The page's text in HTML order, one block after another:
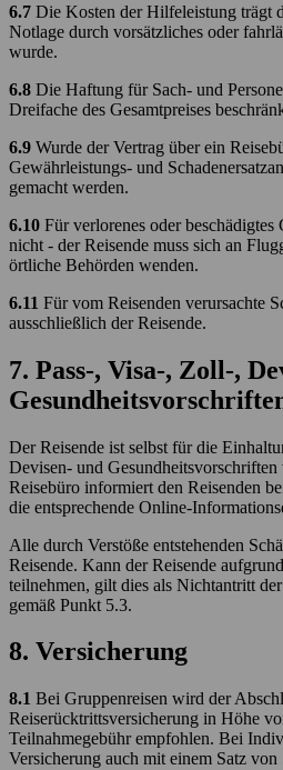
6.7 Die Kosten der Hilfeleistung trägt
Notlage durch vorsätzliches oder
wurde.
6.8 Die Haftung für Sach- und
Dreifache des Gesamtpreises
6.9 Wurde der Vertrag über ein
Gewährleistungs- und
gemacht werden.
6.10 Für verlorenes oder beschädigtes
nicht - der Reisende muss sich an
örtliche Behörden wenden.
6.11 Für vom Reisenden verursachte
ausschließlich der Reisende.
7. Pass-, Visa-, Zoll-,
Der Reisende ist selbst für die
Devisen- und
Reisebüro informiert den Reisenden
die entsprechende Online-
Alle durch Verstöße entstehenden
Reisende. Kann der Reisende
teilnehmen, gilt dies als Nichtantritt
gemäß Punkt 5.3.
8. Versicherung
8.1 Bei Gruppenreisen wird der
Reiserücktrittsversicherung in Höhe
Teilnahmegebühr empfohlen. Bei
Versicherung auch mit einem Satz von